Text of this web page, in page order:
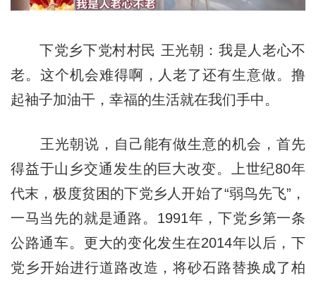
下党乡下党村村民 王光朝：我是人老心不
老。这个机会难得啊，人老了还有生意做。撸
起袖子加油干，幸福的生活就在我们手中。
王光朝说，自己能有做生意的机会，首先
得益于山乡交通发生的巨大改变。上世纪80年
代末，极度贫困的下党乡人开始了“弱鸟先飞”，
一马当先的就是通路。1991年，下党乡第一条
公路通车。更大的变化发生在2014年以后，下
党乡开始进行道路改造，将砂石路替换成了柏